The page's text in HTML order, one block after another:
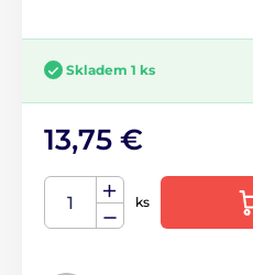
Skladem 1 ks
13,75 €
ks